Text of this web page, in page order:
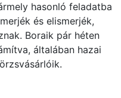
hasonló feladatba
és elismerjék,
Boraik pár héten
általában hazai